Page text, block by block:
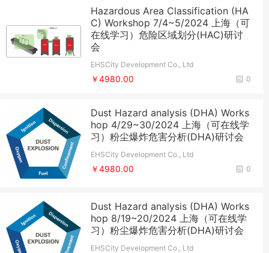
Hazardous Area Classification (HA
C) Workshop 7/4~5/2024 上海（可
在线学习）危险区域划分(HAC)研讨
会
EHSCity Development Co., Ltd
0
￥4980.00
Dust Hazard analysis (DHA) Works
hop 4/29~30/2024 上海（可在线学
习）粉尘爆炸危害分析(DHA)研讨会
EHSCity Development Co., Ltd
0
￥4980.00
Dust Hazard analysis (DHA) Works
hop 8/19~20/2024 上海（可在线学
习）粉尘爆炸危害分析(DHA)研讨会
EHSCity Development Co., Ltd